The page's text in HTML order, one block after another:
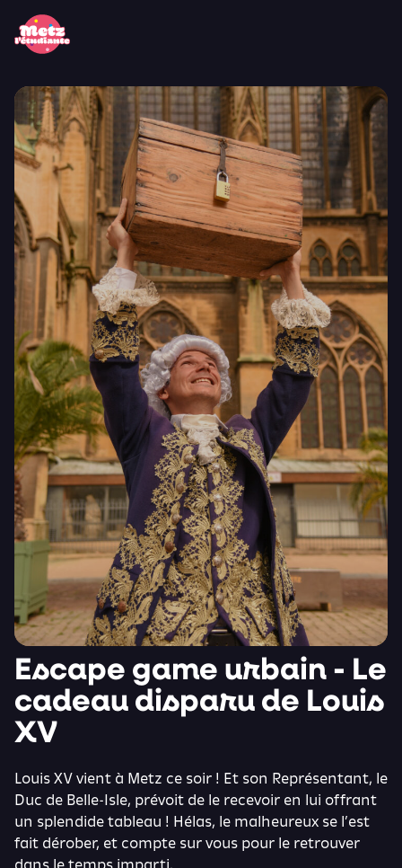
Escape game urbain - Le
cadeau disparu de Louis
XV
Louis XV vient à Metz ce soir ! Et son Représentant, le
Duc de Belle-Isle, prévoit de le recevoir en lui offrant
un splendide tableau ! Hélas, le malheureux se l’est
fait dérober, et compte sur vous pour le retrouver